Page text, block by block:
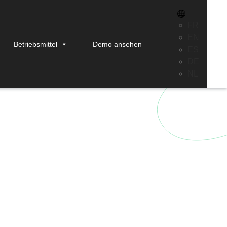
Betriebsmittel Demo ansehen